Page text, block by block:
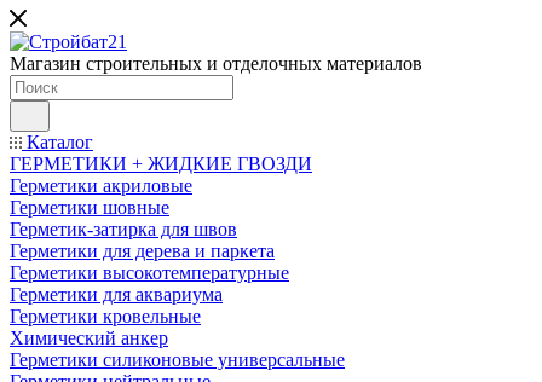
Магазин строительных и отделочных материалов
Каталог
ГЕРМЕТИКИ + ЖИДКИЕ ГВОЗДИ
Герметики акриловые
Герметики шовные
Герметик-затирка для швов
Герметики для дерева и паркета
Герметики высокотемпературные
Герметики для аквариума
Герметики кровельные
Химический анкер
Герметики силиконовые универсальные